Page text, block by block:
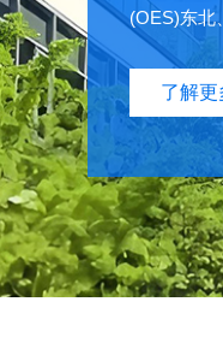
(OES)东北
全国总代
系，以及
器供应商
及布鲁克
及钢铁、
CE、
仅提供满
队，以客
认可。 碧
了解更